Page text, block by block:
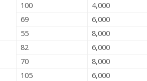
100 4,000
69 6,000
55 8,000
82 6,000
70 8,000
105 6,000